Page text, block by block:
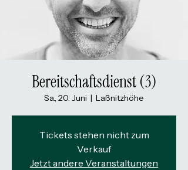
Bereitschaftsdienst (3)
Sa., 20. Juni
  |
Laßnitzhöhe
Tickets stehen nicht zum
Verkauf
Jetzt andere Veranstaltungen